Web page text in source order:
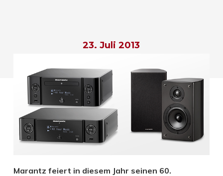
23. Juli 2013
Marantz feiert in diesem Jahr seinen 60.